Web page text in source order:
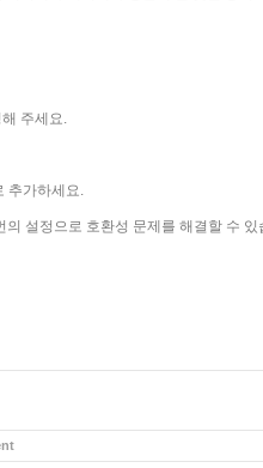
주세요.
추가하세요.
설정으로 호환성 문제를 해결할 수 있